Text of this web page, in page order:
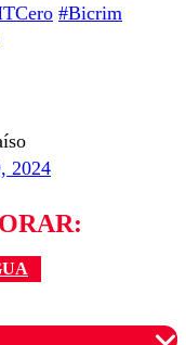
#Bicrim
2024